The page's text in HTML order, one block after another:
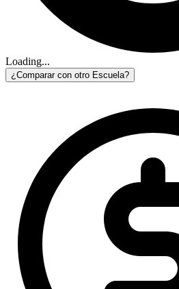
Loading...
¿Comparar con otro Escuela?